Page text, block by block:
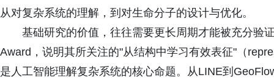
从对复杂系统的理解，到对生命分子的设计与优化。
基础研究的价值，往往需要更长周期才能被充分验
Award，说明其所关注的"从结构中学习有效表征"（
是人工智能理解复杂系统的核心命题。从LINE到